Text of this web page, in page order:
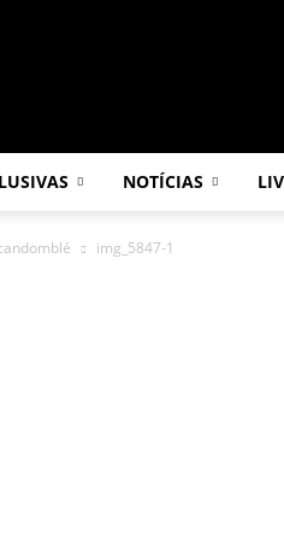
NOTÍCIAS
img_5847-1